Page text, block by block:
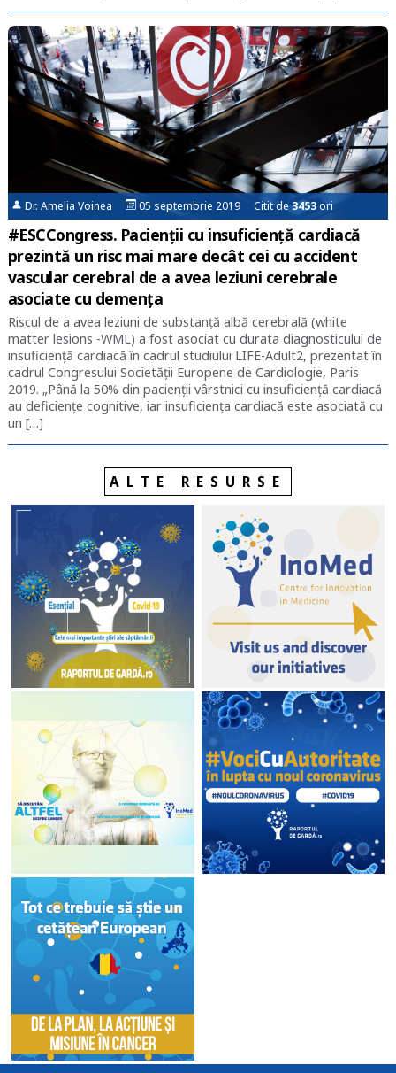
Dr. Amelia Voinea 05 septembrie 2019 Citit de3453ori
#ESCCongress. Pacienții cu insuficiență cardiacă
prezintă un risc mai mare decât cei cu accident
vascular cerebral de a avea leziuni cerebrale
asociate cu demența
Riscul de a avea leziuni de substanță albă cerebrală (white
matter lesions -WML) a fost asociat cu durata diagnosticului de
insuficiență cardiacă în cadrul studiului LIFE-Adult2, prezentat în
cadrul Congresului Societății Europene de Cardiologie, Paris
2019. „Până la 50% din pacienții vârstnici cu insuficiență cardiacă
au deficiențe cognitive, iar insuficiența cardiacă este asociată cu
un […]
ALTE RESURSE